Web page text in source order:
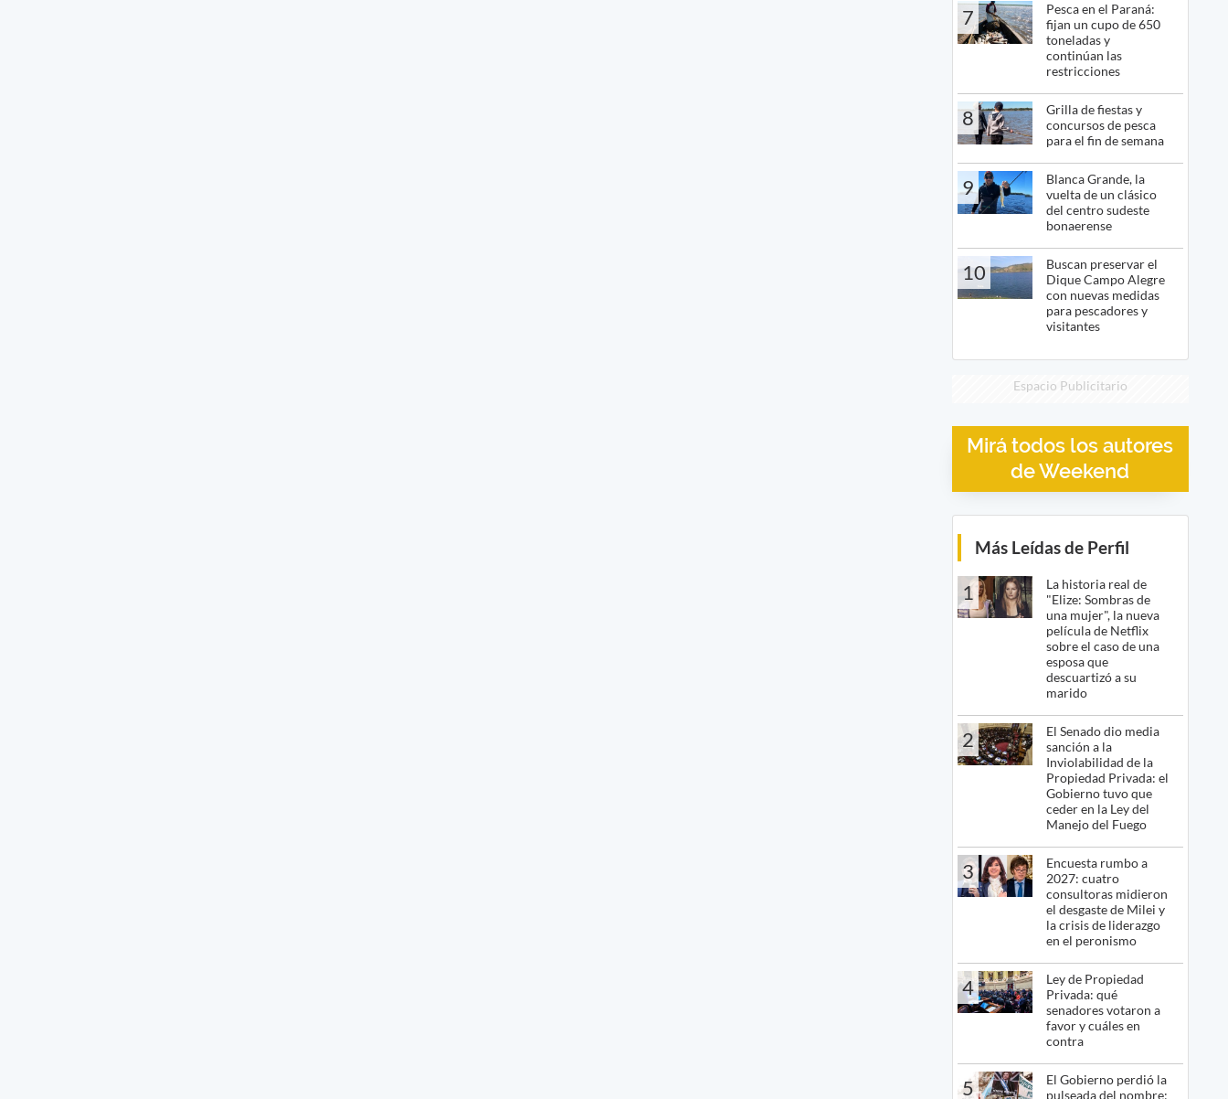
7
Pesca en el Paraná:
fijan un cupo de 650
toneladas y
continúan las
restricciones
8
Grilla de fiestas y
concursos de pesca
para el fin de semana
9
Blanca Grande, la
vuelta de un clásico
del centro sudeste
bonaerense
10
Buscan preservar el
Dique Campo Alegre
con nuevas medidas
para pescadores y
visitantes
Espacio Publicitario
Mirá todos los autores
de Weekend
Más Leídas de Perfil
1
La historia real de
"Elize: Sombras de
una mujer", la nueva
película de Netflix
sobre el caso de una
esposa que
descuartizó a su
marido
2
El Senado dio media
sanción a la
Inviolabilidad de la
Propiedad Privada: el
Gobierno tuvo que
ceder en la Ley del
Manejo del Fuego
3
Encuesta rumbo a
2027: cuatro
consultoras midieron
el desgaste de Milei y
la crisis de liderazgo
en el peronismo
4
Ley de Propiedad
Privada: qué
senadores votaron a
favor y cuáles en
contra
5
El Gobierno perdió la
pulseada del nombre: